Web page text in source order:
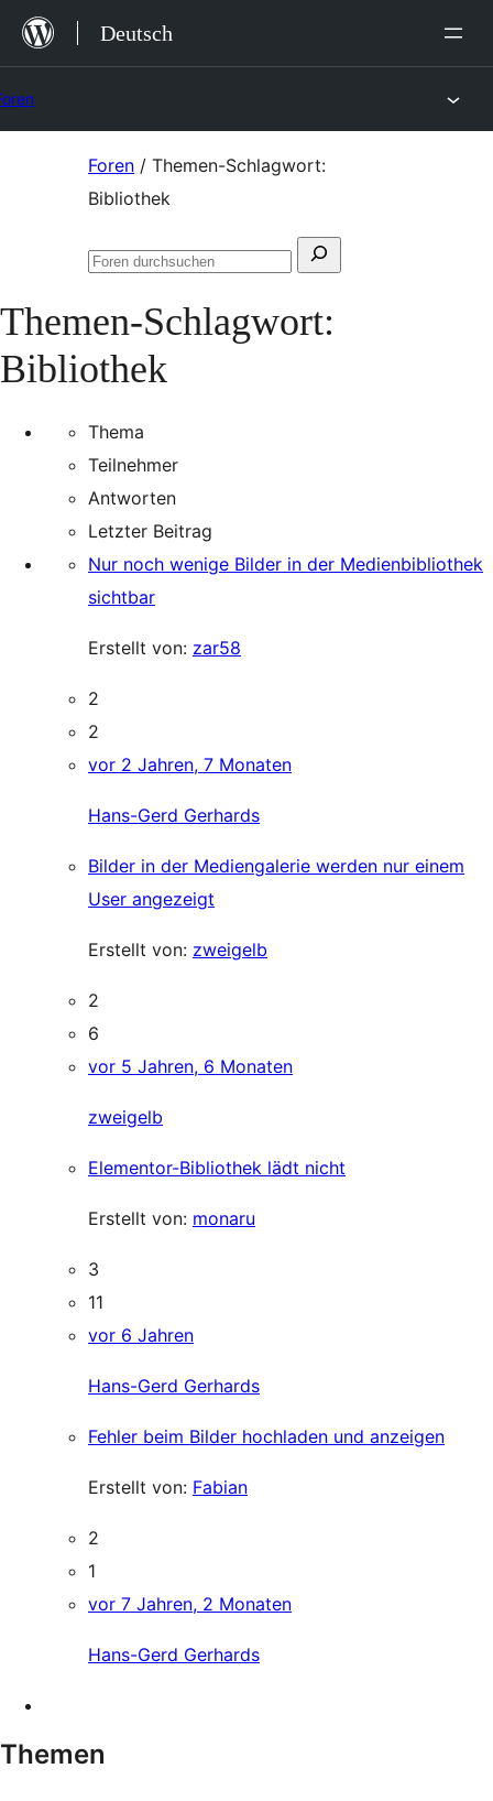
Zum
Inhalt
Deutsch
Foren / Themen-Schlagwort:
Bibliothek
Suchen
Foren
Themen-Schlagwort:
Bibliothek
Thema
Teilnehmer
Antworten
Letzter Beitrag
Nur noch wenige Bilder in der Medienbibliothek
sichtbar
Erstellt von: zar58
2
2
vor 2 Jahren, 7 Monaten
Hans-Gerd Gerhards
Bilder in der Mediengalerie werden nur einem
User angezeigt
Erstellt von: zweigelb
2
6
vor 5 Jahren, 6 Monaten
zweigelb
Elementor-Bibliothek lädt nicht
Erstellt von: monaru
3
11
vor 6 Jahren
Hans-Gerd Gerhards
Fehler beim Bilder hochladen und anzeigen
Erstellt von: Fabian
2
1
vor 7 Jahren, 2 Monaten
Hans-Gerd Gerhards
Themen